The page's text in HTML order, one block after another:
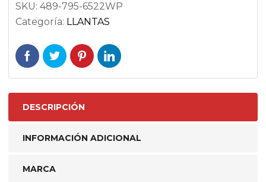
SKU: 489-795-6522WP
Categoría: LLANTAS
DESCRIPCIÓN
INFORMACIÓN ADICIONAL
MARCA